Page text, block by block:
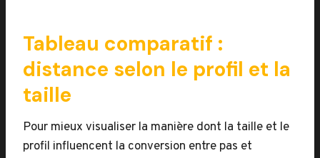
Tableau comparatif :
distance selon le profil et la
taille
Pour mieux visualiser la manière dont la taille et le
profil influencent la conversion entre pas et